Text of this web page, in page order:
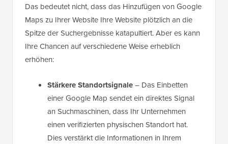
Das bedeutet nicht, dass das Hinzufügen von Google
Maps zu Ihrer Website Ihre Website plötzlich an die
Spitze der Suchergebnisse katapultiert. Aber es kann
Ihre Chancen auf verschiedene Weise erheblich
erhöhen:
Stärkere Standortsignale– Das Einbetten
einer Google Map sendet ein direktes Signal
an Suchmaschinen, dass Ihr Unternehmen
einen verifizierten physischen Standort hat.
Dies verstärkt die Informationen in Ihrem